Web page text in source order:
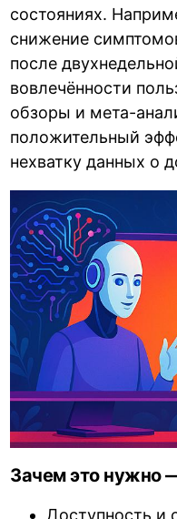
состояниях.
снижение
после
вовлечённости
обзоры и мета-
положительный
нехватку данных о
Зачем это нужно
Доступность и